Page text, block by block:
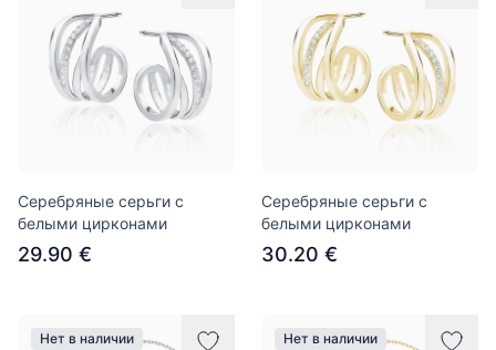
Серебряные серьги с
белыми цирконами
29.90 €
Серебряные серьги с
белыми цирконами
30.20 €
Нет в наличии Нет в наличии